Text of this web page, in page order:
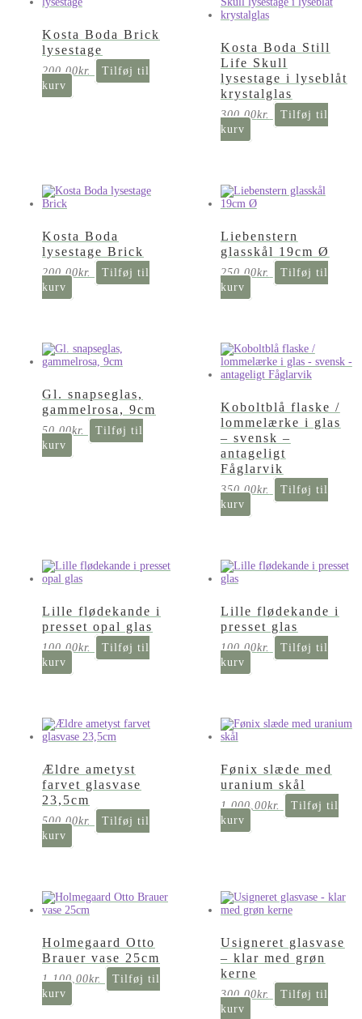
Kosta Boda Brick
lysestage
200,00kr.
Tilføj til
kurv
Kosta Boda Still
Life Skull
lysestage i lyseblåt
krystalglas
300,00kr.
Tilføj til
kurv
Kosta Boda
lysestage Brick
200,00kr.
Tilføj til
kurv
Liebenstern
glasskål 19cm Ø
250,00kr.
Tilføj til
kurv
Gl. snapseglas,
gammelrosa, 9cm
50,00kr.
Tilføj til
kurv
Koboltblå flaske /
lommelærke i glas
– svensk –
antageligt
Fåglarvik
350,00kr.
Tilføj til
kurv
Lille flødekande i
presset opal glas
100,00kr.
Tilføj til
kurv
Lille flødekande i
presset glas
100,00kr.
Tilføj til
kurv
Ældre ametyst
farvet glasvase
23,5cm
500,00kr.
Tilføj til
kurv
Fønix slæde med
uranium skål
1.000,00kr.
Tilføj til
kurv
Holmegaard Otto
Brauer vase 25cm
1.100,00kr.
Tilføj til
kurv
Usigneret glasvase
– klar med grøn
kerne
300,00kr.
Tilføj til
kurv